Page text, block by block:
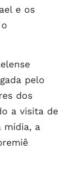
e os
pelo
dos
a visita de
mídia, a